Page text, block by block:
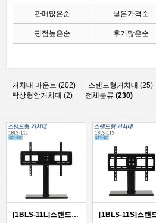
판매많은순 낮은가격순
평점높은순 후기많은순
거치대 마운트 (202) 스탠드형거치대 (25)
탁상형암거치대 (2)
전체분류 (230)
[1BLS-11L]스탠드형 모니터 거치대/40~55인치 모든TV모니터 호환